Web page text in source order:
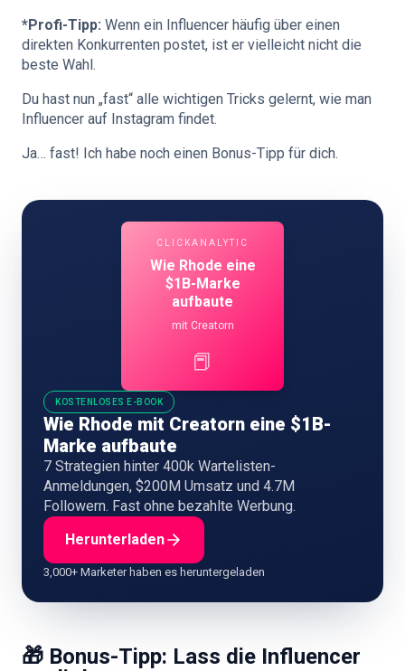
*Profi-Tipp: Wenn ein Influencer häufig über einen
direkten Konkurrenten postet, ist er vielleicht nicht die
beste Wahl.
Du hast nun „fast“ alle wichtigen Tricks gelernt, wie man
Influencer auf Instagram findet.
Ja… fast! Ich habe noch einen Bonus-Tipp für dich.
CLICKANALYTIC
Wie Rhode eine
$1B-Marke
aufbaute
mit Creatorn
📕
KOSTENLOSES E-BOOK
Wie Rhode mit Creatorn eine $1B-
Marke aufbaute
7 Strategien hinter 400k Wartelisten-
Anmeldungen, $200M Umsatz und 4.7M
Followern. Fast ohne bezahlte Werbung.
Herunterladen
3,000+ Marketer haben es heruntergeladen
🎁 Bonus-Tipp: Lass die Influencer